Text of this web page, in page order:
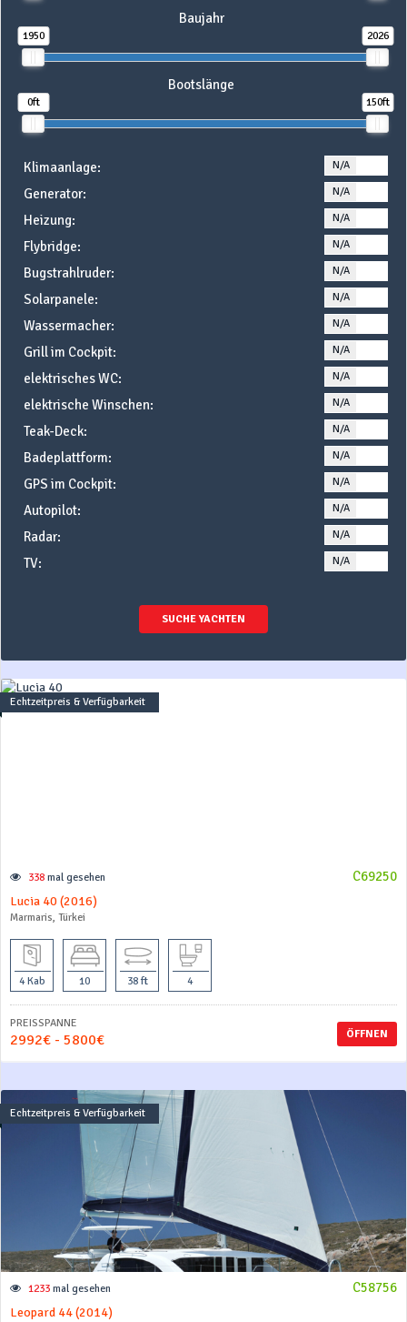
Baujahr
1950 2026
Bootslänge
0ft 150ft
Klimaanlage: N/A
Generator: N/A
Heizung: N/A
Flybridge: N/A
Bugstrahlruder: N/A
Solarpanele: N/A
Wassermacher: N/A
Grill im Cockpit: N/A
elektrisches WC: N/A
elektrische Winschen: N/A
Teak-Deck: N/A
Badeplattform: N/A
GPS im Cockpit: N/A
Autopilot: N/A
Radar: N/A
TV: N/A
SUCHE YACHTEN
Echtzeitpreis & Verfügbarkeit
C69250
338 mal gesehen
Lucia 40 (2016)
Marmaris, Türkei
4 Kab 10 38 ft 4
ÖFFNEN
PREISSPANNE
2992€ - 5800€
Echtzeitpreis & Verfügbarkeit
C58756
1233 mal gesehen
Leopard 44 (2014)